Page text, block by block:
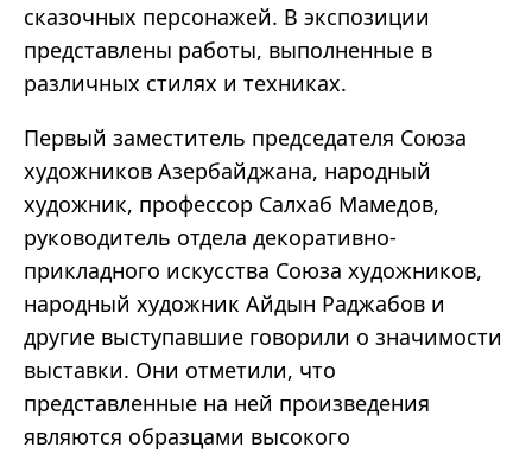
сказочных персонажей. В экспозиции
представлены работы, выполненные в
различных стилях и техниках.
Первый заместитель председателя Союза
художников Азербайджана, народный
художник, профессор Салхаб Мамедов,
руководитель отдела декоративно-
прикладного искусства Союза художников,
народный художник Айдын Раджабов и
другие выступавшие говорили о значимости
выставки. Они отметили, что
представленные на ней произведения
являются образцами высокого